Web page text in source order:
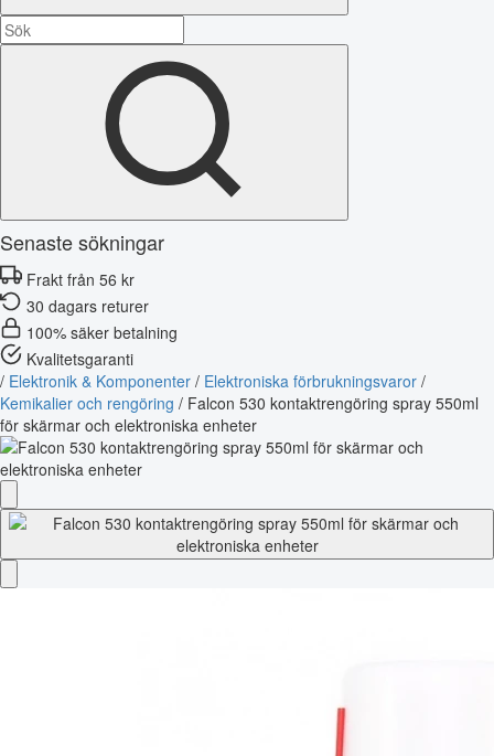
Senaste sökningar
Frakt från 56 kr
30 dagars returer
100% säker betalning
Kvalitetsgaranti
/ Elektronik & Komponenter / Elektroniska förbrukningsvaror /
Kemikalier och rengöring / Falcon 530 kontaktrengöring spray 550ml
för skärmar och elektroniska enheter